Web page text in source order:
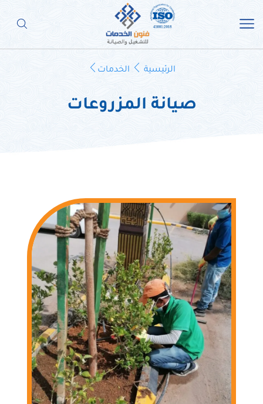
الرئيسية الخدمات
صيانة المزروعات